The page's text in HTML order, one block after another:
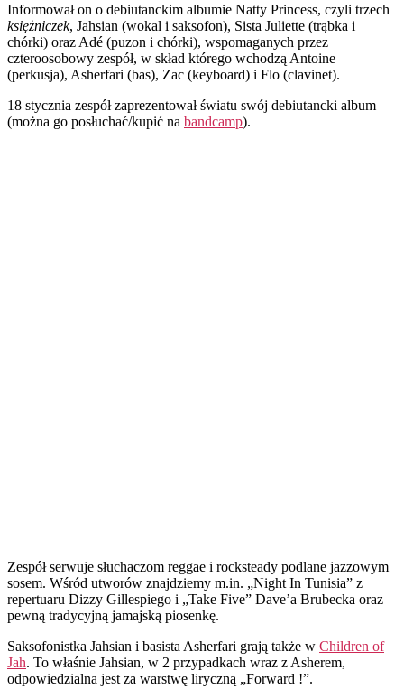
Informował on o debiutanckim albumie Natty Princess, czyli trzech
księżniczek, Jahsian (wokal i saksofon), Sista Juliette (trąbka i
chórki) oraz Adé (puzon i chórki), wspomaganych przez
czteroosobowy zespół, w skład którego wchodzą Antoine
(perkusja), Asherfari (bas), Zac (keyboard) i Flo (clavinet).
18 stycznia zespół zaprezentował światu swój debiutancki album
(można go posłuchać/kupić na bandcamp).
Zespół serwuje słuchaczom reggae i rocksteady podlane jazzowym
sosem. Wśród utworów znajdziemy m.in. „Night In Tunisia” z
repertuaru Dizzy Gillespiego i „Take Five” Dave’a Brubecka oraz
pewną tradycyjną jamajską piosenkę.
Saksofonistka Jahsian i basista Asherfari grają także w Children of
Jah. To właśnie Jahsian, w 2 przypadkach wraz z Asherem,
odpowiedzialna jest za warstwę liryczną „Forward !”.